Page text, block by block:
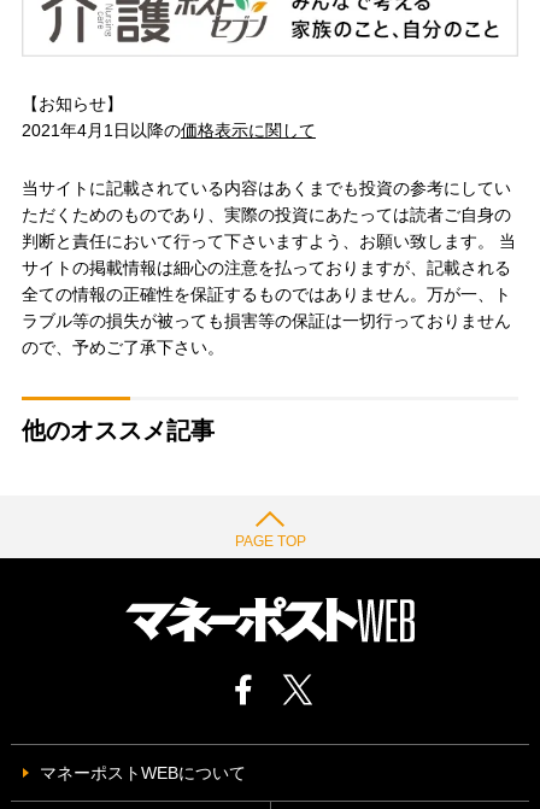
【お知らせ】
2021年4月1日以降の価格表示に関して
当サイトに記載されている内容はあくまでも投資の参考にしてい
ただくためのものであり、実際の投資にあたっては読者ご自身の
判断と責任において行って下さいますよう、お願い致します。 当
サイトの掲載情報は細心の注意を払っておりますが、記載される
全ての情報の正確性を保証するものではありません。万が一、ト
ラブル等の損失が被っても損害等の保証は一切行っておりません
ので、予めご了承下さい。
他のオススメ記事
PAGE TOP
マネーポストWEBについて